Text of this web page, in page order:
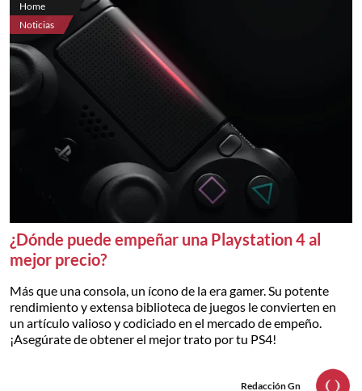
Home
Noticias
¿Dónde puede empeñar una Playstation 4 al
mejor precio?
Más que una consola, un ícono de la era gamer. Su potente
rendimiento y extensa biblioteca de juegos le convierten en
un artículo valioso y codiciado en el mercado de empeño.
¡Asegúrate de obtener el mejor trato por tu PS4!
Redacción Gn